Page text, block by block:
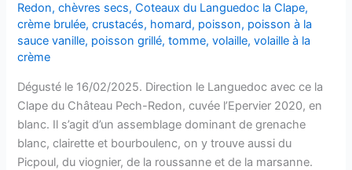
Redon,chèvres secs,Coteaux du Languedoc la Clape,
crème brulée,crustacés, homard, poisson, poisson à la
sauce vanille, poisson grillé,tomme,volaille,volaille à la
crème
Dégusté le 16/02/2025. Direction le Languedoc avec ce la
Clape du Château Pech-Redon, cuvée l’Epervier 2020, en
blanc. Il s’agit d’un assemblage dominant de grenache
blanc, clairette et bourboulenc, on y trouve aussi du
Picpoul, du viognier, de la roussanne et de la marsanne.